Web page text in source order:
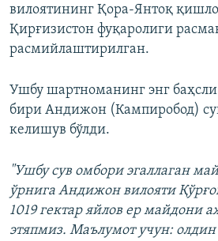
вилоятининг Қора-Янтоқ
Қирғизистон фуқаролиги
расмийлаштирилган.
Ушбу шартноманинг энг
бири Андижон (Кампиробод)
келишув бўлди.
"Ушбу сув омбори эгаллаган
ўрнига Андижон вилояти
1019 гектар яйлов ер майдони
этяпмиз. Маълумот учун: